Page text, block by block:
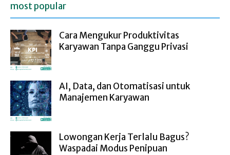
most popular
Cara Mengukur Produktivitas
Karyawan Tanpa Ganggu Privasi
AI, Data, dan Otomatisasi untuk
Manajemen Karyawan
Lowongan Kerja Terlalu Bagus?
Waspadai Modus Penipuan